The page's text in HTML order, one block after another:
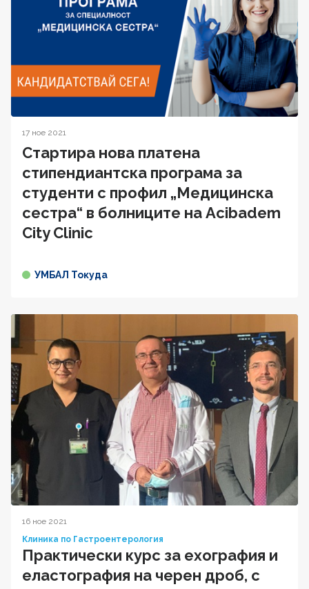
17 ное 2021
Стартира нова платена
стипендиантска програма за
студенти с профил „Медицинска
сестра“ в болниците на Acibadem
City Clinic
УМБАЛ Токуда
16 ное 2021
Клиника по Гастроентерология
Практически курс за ехография и
еластография на черен дроб, с